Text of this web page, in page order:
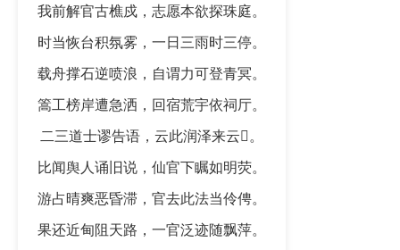
我前解官古樵戍，志愿本欲探珠庭。
时当恢台积氛雾，一日三雨时三停。
载舟撑石逆喷浪，自谓力可登青冥。
篙工榜岸遭急洒，回宿荒宇依祠厅。
二三道士谬告语，云此润泽来云𫐌。
比闻舆人诵旧说，仙官下瞩如明荧。
游占晴爽恶昏滞，官去此法当伶俜。
果还近甸阻天路，一官泛迹随飘萍。